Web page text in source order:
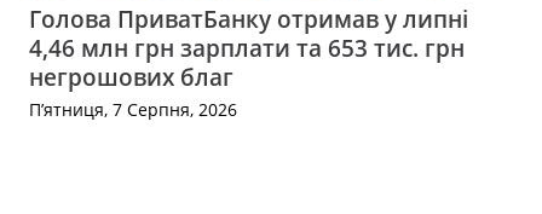
Голова ПриватБанку отримав у липні
4,46 млн грн зарплати та 653 тис. грн
негрошових благ
П’ятниця, 7 Серпня, 2026